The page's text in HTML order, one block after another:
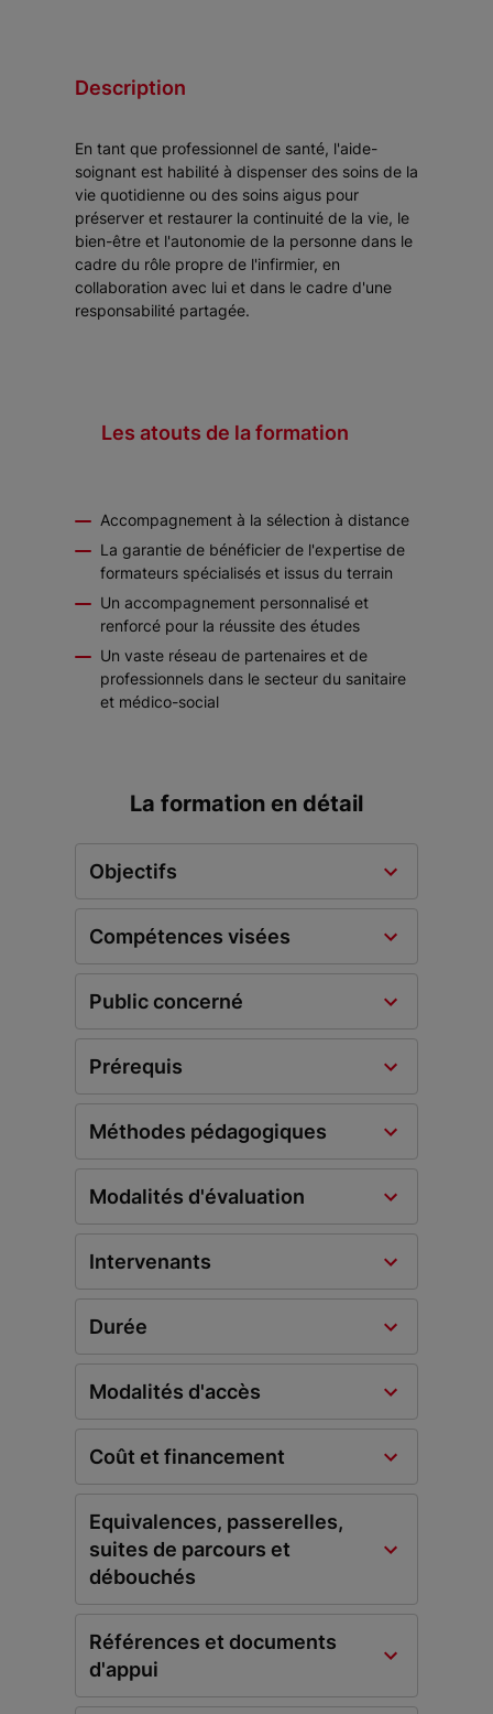
Description
En tant que professionnel de santé, l'aide-
soignant est habilité à dispenser des soins de la
vie quotidienne ou des soins aigus pour
préserver et restaurer la continuité de la vie, le
bien-être et l'autonomie de la personne dans le
cadre du rôle propre de l'infirmier, en
collaboration avec lui et dans le cadre d'une
responsabilité partagée.
Les atouts de la formation
Accompagnement à la sélection à distance
La garantie de bénéficier de l'expertise de
formateurs spécialisés et issus du terrain
Un accompagnement personnalisé et
renforcé pour la réussite des études
Un vaste réseau de partenaires et de
professionnels dans le secteur du sanitaire
et médico-social
La formation en détail
Objectifs
Compétences visées
Public concerné
Prérequis
Méthodes pédagogiques
Modalités d'évaluation
Intervenants
Durée
Modalités d'accès
Coût et financement
Equivalences, passerelles,
suites de parcours et
débouchés
Références et documents
d'appui